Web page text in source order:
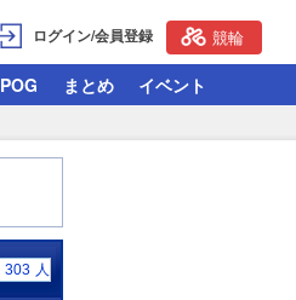
ログイン/会員登録 競輪
POG まとめ イベント
303 人